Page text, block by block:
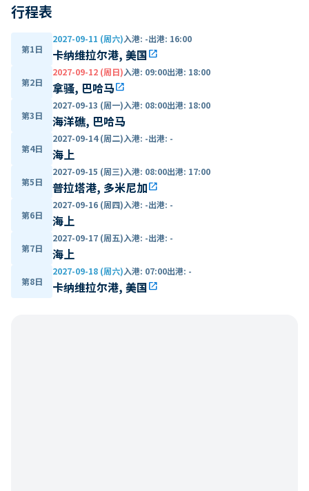
行程表
第1日
2027-09-11 (周六)入港: -出港: 16:00
卡纳维拉尔港, 美国open_in_new
第2日
2027-09-12 (周日)入港: 09:00出港: 18:00
拿骚, 巴哈马open_in_new
第3日
2027-09-13 (周一)入港: 08:00出港: 18:00
海洋礁, 巴哈马
第4日
2027-09-14 (周二)入港: -出港: -
海上
第5日
2027-09-15 (周三)入港: 08:00出港: 17:00
普拉塔港, 多米尼加open_in_new
第6日
2027-09-16 (周四)入港: -出港: -
海上
第7日
2027-09-17 (周五)入港: -出港: -
海上
第8日
2027-09-18 (周六)入港: 07:00出港: -
卡纳维拉尔港, 美国open_in_new